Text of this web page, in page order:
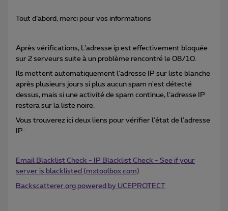
Tout d’abord, merci pour vos informations
Après vérifications, L’adresse ip est effectivement bloquée
sur 2 serveurs suite à un problème rencontré le 08/10.
Ils mettent automatiquement l'adresse IP sur liste blanche
après plusieurs jours si plus aucun spam n'est détecté
dessus, mais si une activité de spam continue, l’adresse IP
restera sur la liste noire.
Vous trouverez ici deux liens pour vérifier l'état de l'adresse
IP :
Email Blacklist Check - IP Blacklist Check - See if your
server is blacklisted (mxtoolbox.com)
Backscatterer.org powered by UCEPROTECT